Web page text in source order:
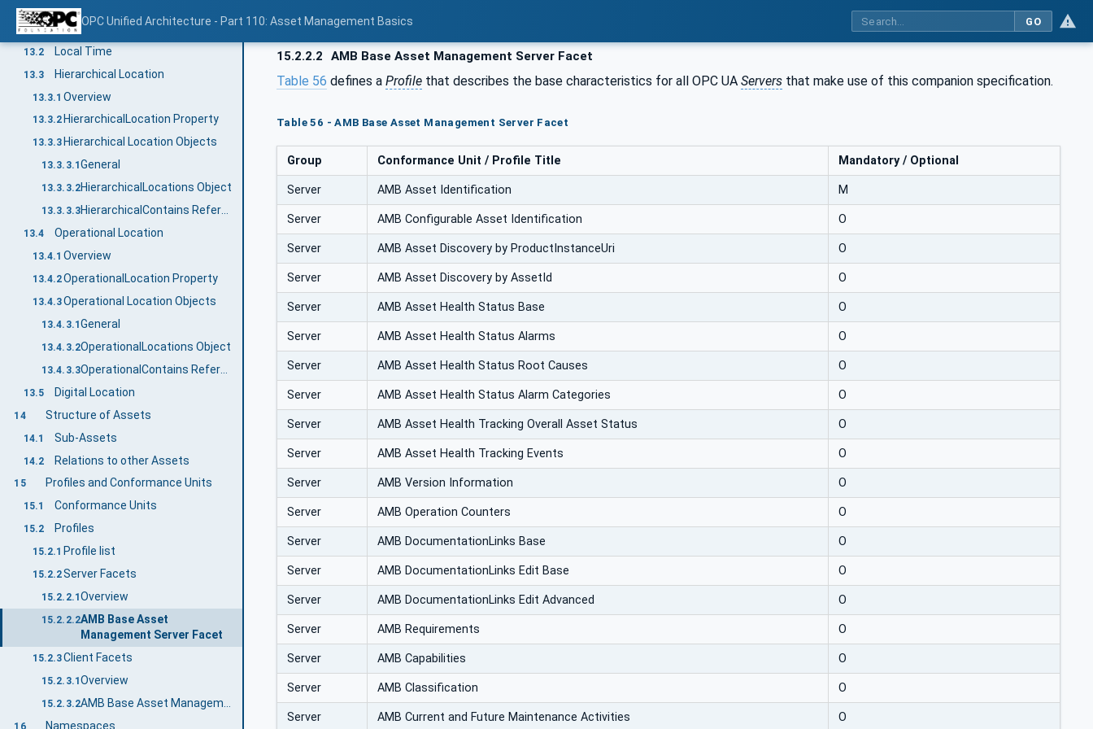
OPC Unified Architecture - Part 110: Asset Management Basics GO
13.1.1Overview
13.1.2 Contains ReferenceType
13.2 Local Time
13.3 Hierarchical Location
13.3.1 Overview
13.3.2 HierarchicalLocation Property
13.3.3 Hierarchical Location Objects
13.3.3.1 General
13.3.3.2HierarchicalLocations Object
13.3.3.3 HierarchicalContains ReferenceType
13.4 Operational Location
13.4.1 Overview
13.4.2OperationalLocation Property
13.4.3Operational Location Objects
13.4.3.1 General
13.4.3.2OperationalLocations Object
13.4.3.3 OperationalContains ReferenceType
13.5 Digital Location
14 Structure of Assets
14.1 Sub-Assets
14.2 Relations to other Assets
15 Profiles and Conformance Units
15.1 Conformance Units
15.2 Profiles
15.2.1 Profile list
15.2.2Server Facets
15.2.2.1 Overview
15.2.2.2AMB Base Asset
Management Server Facet
15.2.3Client Facets
15.2.3.1 Overview
15.2.3.2
16 Namespaces
15.2.2.2 AMB Base Asset Management Server Facet
Table 56 defines a Profile that describes the base characteristics for all OPC UA Servers that make use of this companion specification.
Table 56 - AMB Base Asset Management Server Facet
Group Conformance Unit / Profile Title Mandatory / Optional
Server AMB Asset Identification M
Server AMB Configurable Asset Identification O
Server AMB Asset Discovery by ProductInstanceUri O
Server AMB Asset Discovery by AssetId O
Server AMB Asset Health Status Base O
Server AMB Asset Health Status Alarms O
Server AMB Asset Health Status Root Causes O
Server AMB Asset Health Status Alarm Categories O
Server AMB Asset Health Tracking Overall Asset Status O
Server AMB Asset Health Tracking Events O
Server AMB Version Information O
Server AMB Operation Counters O
Server AMB DocumentationLinks Base O
Server AMB DocumentationLinks Edit Base O
Server AMB DocumentationLinks Edit Advanced O
Server AMB Requirements O
Server AMB Capabilities O
Server AMB Classification O
Server AMB Current and Future Maintenance Activities O